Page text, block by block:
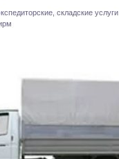
складские услуги